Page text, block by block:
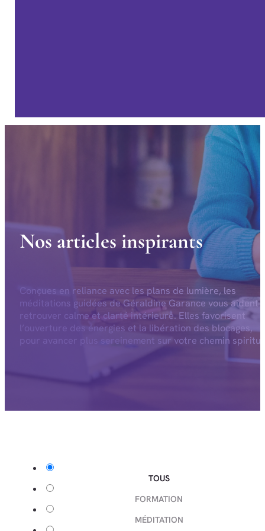
Nos articles inspirants
Conçues en reliance avec les plans de lumière, les
méditations guidées de Géraldine Garance vous aident
retrouver calme et clarté intérieure. Elles favorisent
l’ouverture des énergies et la libération des blocages,
pour avancer plus sereinement sur votre chemin
TOUS
FORMATION
MÉDITATION